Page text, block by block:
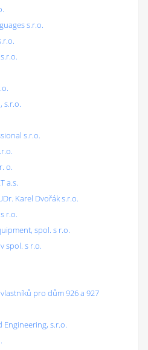
s.r.o.
s.r.o.
s.r.o.
o.
a.s.
Karel Dvořák s.r.o.
r.o.
spol. s r.o.
spol. s r.o.
pro dům 926 a 927
Engineering, s.r.o.